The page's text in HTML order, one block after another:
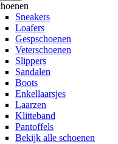
Sneakers
Loafers
Gespschoenen
Veterschoenen
Slippers
Sandalen
Boots
Enkellaarsjes
Laarzen
Klitteband
Pantoffels
Bekijk alle schoenen